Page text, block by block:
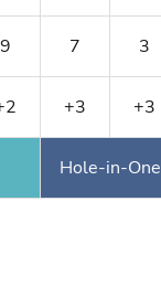
9 7 3
+3 +3
Hole-in-One